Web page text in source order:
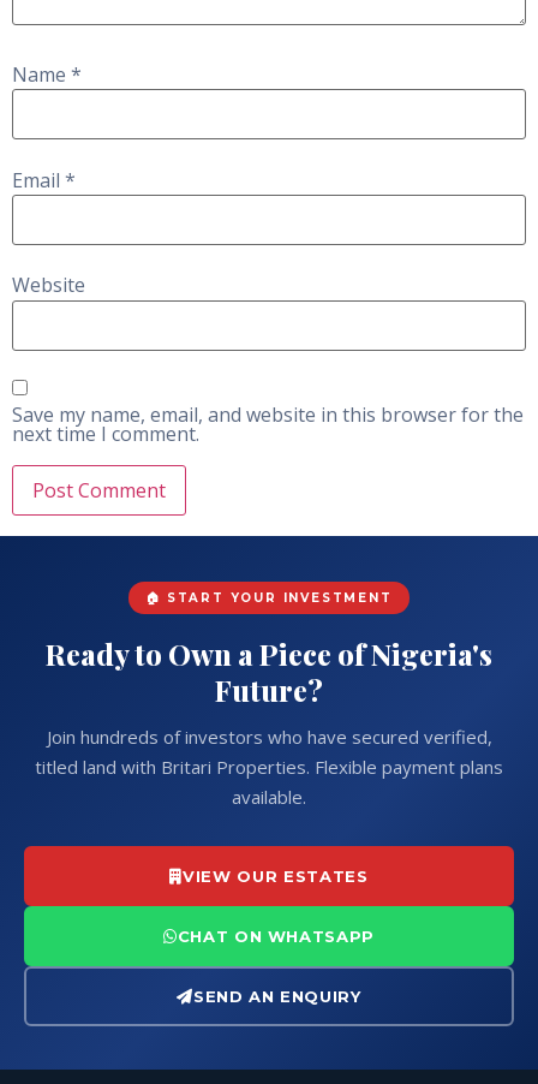
Name *
Email *
Website
Save my name, email, and website in this browser for the
next time I comment.
🏠 START YOUR INVESTMENT
Ready to Own a Piece of Nigeria's
Future?
Join hundreds of investors who have secured verified,
titled land with Britari Properties. Flexible payment plans
available.
VIEW OUR ESTATES
CHAT ON WHATSAPP
SEND AN ENQUIRY